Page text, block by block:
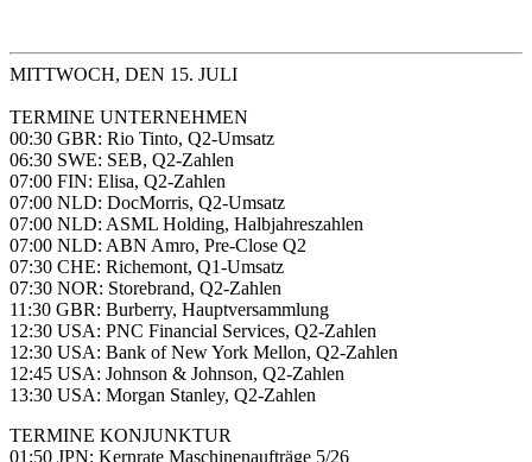
MITTWOCH, DEN 15. JULI
TERMINE UNTERNEHMEN
00:30 GBR: Rio Tinto, Q2-Umsatz
06:30 SWE: SEB, Q2-Zahlen
07:00 FIN: Elisa, Q2-Zahlen
07:00 NLD: DocMorris, Q2-Umsatz
07:00 NLD: ASML Holding, Halbjahreszahlen
07:00 NLD: ABN Amro, Pre-Close Q2
07:30 CHE: Richemont, Q1-Umsatz
07:30 NOR: Storebrand, Q2-Zahlen
11:30 GBR: Burberry, Hauptversammlung
12:30 USA: PNC Financial Services, Q2-Zahlen
12:30 USA: Bank of New York Mellon, Q2-Zahlen
12:45 USA: Johnson & Johnson, Q2-Zahlen
13:30 USA: Morgan Stanley, Q2-Zahlen
TERMINE KONJUNKTUR
01:50 JPN: Kernrate Maschinenaufträge 5/26